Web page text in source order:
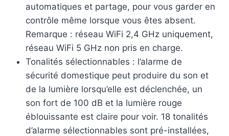
automatiques et partage, pour vous garder en
contrôle même lorsque vous êtes absent.
Remarque : réseau WiFi 2,4 GHz uniquement,
réseau WiFi 5 GHz non pris en charge.
Tonalités sélectionnables : l’alarme de
sécurité domestique peut produire du son et
de la lumière lorsqu’elle est déclenchée, un
son fort de 100 dB et la lumière rouge
éblouissante est claire pour voir. 18 tonalités
d’alarme sélectionnables sont pré-installées,